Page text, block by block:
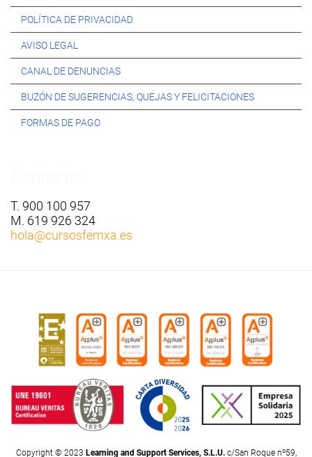
POLÍTICA DE PRIVACIDAD
AVISO LEGAL
CANAL DE DENUNCIAS
BUZÓN DE SUGERENCIAS, QUEJAS Y FELICITACIONES
FORMAS DE PAGO
T. 900 100 957
M. 619 926 324
hola@cursosfemxa.es
Copyright © 2023 Learning and Support Services, S.L.U.c/San Roque nº59,